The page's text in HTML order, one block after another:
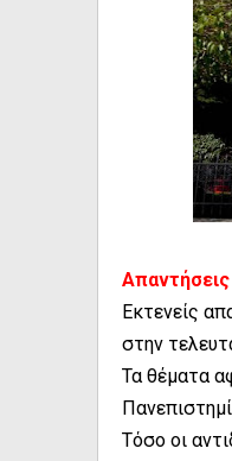
Εκτενείς
στην
Τα θέματα
Τόσο οι